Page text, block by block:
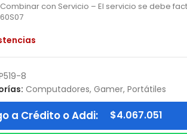
Combinar con Servicio – El servicio se debe
60S07
8
Computadores, Gamer, Portátiles
a Crédito o Addi: $4.067.051